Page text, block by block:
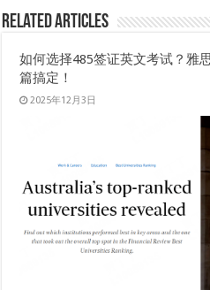
Related Articles
如何选择485签证英文考试？雅
篇搞定！
2025年12月3日